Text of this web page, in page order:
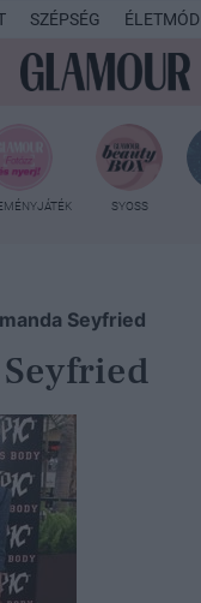
SZÉPSÉG ÉLETMÓD
SYOSS
Seyfried